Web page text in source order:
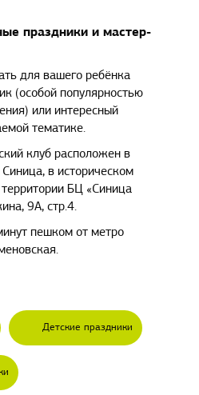
праздники и мастер-
для вашего ребёнка
(особой популярностью
или интересный
тематике.
клуб расположен в
в историческом
БЦ «Синица
9А, стр.4.
пешком от метро
Детские праздники